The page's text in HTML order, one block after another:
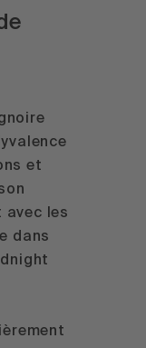
et
les
dans